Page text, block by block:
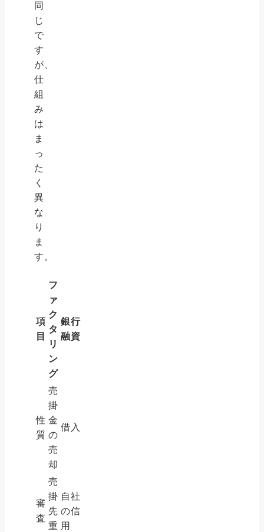
同
じ
で
す
が、
仕
組
み
は
ま
っ
た
く
異
な
り
ま
す。
項
目
フ
ァ
ク
タ
リ
ン
グ
銀行
融資
性
質
売
掛
金
の
売
却
借入
審
査
売
掛
先
重
自社
の信
用